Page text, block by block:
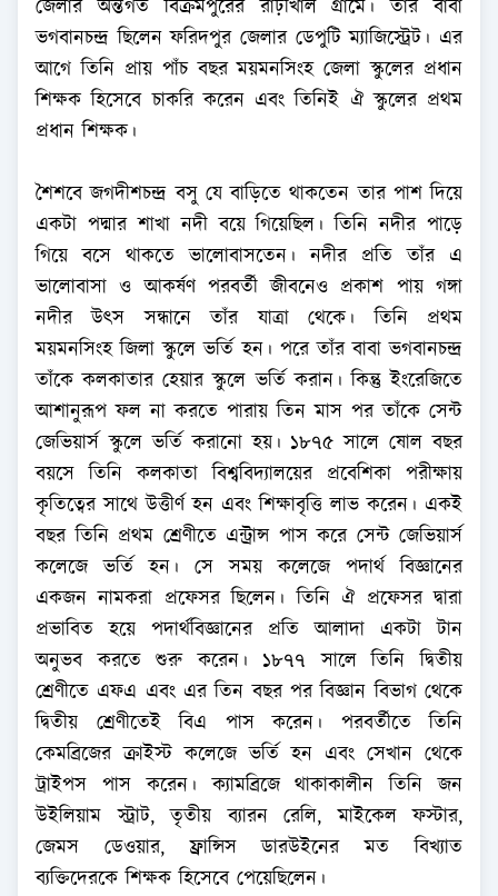
জেলার অন্তর্গত বিক্রমপুরের রাঢ়ীখাল গ্রামে। তাঁর বাবা
ভগবানচন্দ্র ছিলেন ফরিদপুর জেলার ডেপুটি ম্যাজিস্ট্রেট। এর
আগে তিনি প্রায় পাঁচ বছর ময়মনসিংহ জেলা স্কুলের প্রধান
শিক্ষক হিসেবে চাকরি করেন এবং তিনিই ঐ স্কুলের প্রথম
প্রধান শিক্ষক।
শৈশবে জগদীশচন্দ্র বসু যে বাড়িতে থাকতেন তার পাশ দিয়ে
একটা পদ্মার শাখা নদী বয়ে গিয়েছিল। তিনি নদীর পাড়ে
গিয়ে বসে থাকতে ভালোবাসতেন। নদীর প্রতি তাঁর এ
ভালোবাসা ও আকর্ষণ পরবর্তী জীবনেও প্রকাশ পায় গঙ্গা
নদীর উৎস সন্ধানে তাঁর যাত্রা থেকে। তিনি প্রথম
ময়মনসিংহ জিলা স্কুলে ভর্তি হন। পরে তাঁর বাবা ভগবানচন্দ্র
তাঁকে কলকাতার হেয়ার স্কুলে ভর্তি করান। কিন্তু ইংরেজিতে
আশানুরূপ ফল না করতে পারায় তিন মাস পর তাঁকে সেন্ট
জেভিয়ার্স স্কুলে ভর্তি করানো হয়। ১৮৭৫ সালে ষোল বছর
বয়সে তিনি কলকাতা বিশ্ববিদ্যালয়ের প্রবেশিকা পরীক্ষায়
কৃতিত্বের সাথে উত্তীর্ণ হন এবং শিক্ষাবৃত্তি লাভ করেন। একই
বছর তিনি প্রথম শ্রেণীতে এন্ট্রান্স পাস করে সেন্ট জেভিয়ার্স
কলেজে ভর্তি হন। সে সময় কলেজে পদার্থ বিজ্ঞানের
একজন নামকরা প্রফেসর ছিলেন। তিনি ঐ প্রফেসর দ্বারা
প্রভাবিত হয়ে পদার্থবিজ্ঞানের প্রতি আলাদা একটা টান
অনুভব করতে শুরু করেন। ১৮৭৭ সালে তিনি দ্বিতীয়
শ্রেণীতে এফএ এবং এর তিন বছর পর বিজ্ঞান বিভাগ থেকে
দ্বিতীয় শ্রেণীতেই বিএ পাস করেন। পরবর্তীতে তিনি
কেমব্রিজের ক্রাইস্ট কলেজে ভর্তি হন এবং সেখান থেকে
ট্রাইপস পাস করেন। ক্যামব্রিজে থাকাকালীন তিনি জন
উইলিয়াম স্ট্রাট, তৃতীয় ব্যারন রেলি, মাইকেল ফস্টার,
জেমস ডেওয়ার, ফ্রান্সিস ডারউইনের মত বিখ্যাত
ব্যক্তিদেরকে শিক্ষক হিসেবে পেয়েছিলেন।